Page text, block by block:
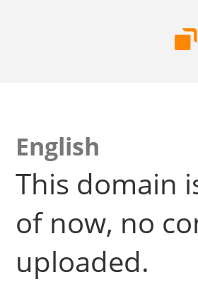
English
This domain
of now, no
uploaded.